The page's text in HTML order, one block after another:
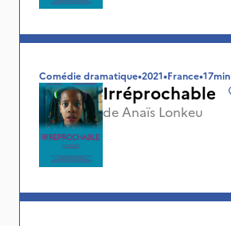
Comédie dramatique•2021•France•17min
Irréprochable
de Anaïs Lonkeu